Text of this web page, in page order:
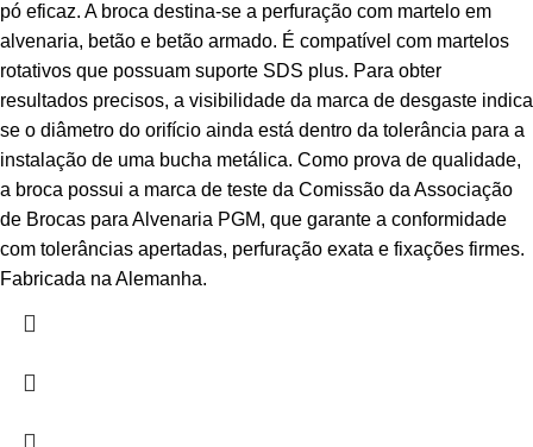
pó eficaz. A broca destina-se a perfuração com martelo em
alvenaria, betão e betão armado. É compatível com martelos
rotativos que possuam suporte SDS plus. Para obter
resultados precisos, a visibilidade da marca de desgaste indica
se o diâmetro do orifício ainda está dentro da tolerância para a
instalação de uma bucha metálica. Como prova de qualidade,
a broca possui a marca de teste da Comissão da Associação
de Brocas para Alvenaria PGM, que garante a conformidade
com tolerâncias apertadas, perfuração exata e fixações firmes.
Fabricada na Alemanha.